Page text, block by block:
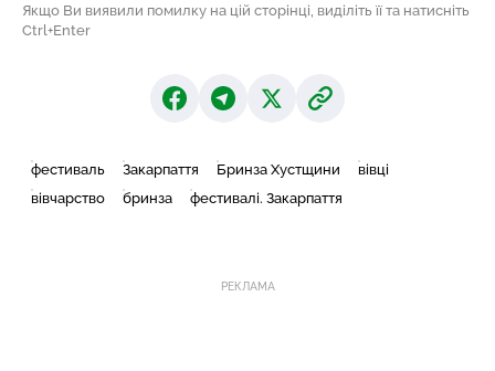
Якщо Ви виявили помилку на цій сторінці, виділіть її та натисніть
Ctrl+Enter
фестиваль Закарпаття Бринза Хустщини
вівці
вівчарство
бринза фестивалі. Закарпаття
РЕКЛАМА